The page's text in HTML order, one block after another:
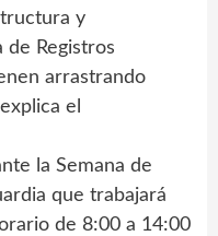
y
Registros
arrastrando
el
la Semana de
que trabajará
de 8:00 a 14:00